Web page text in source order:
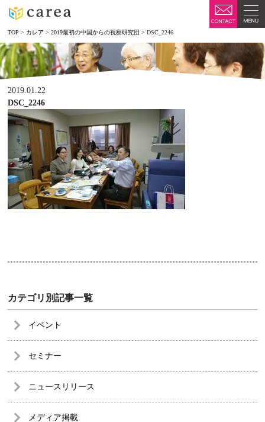
TOP > カレア >2019最初の中国からの視察研究団 >DSC_2246
2019.01.22
DSC_2246
カテゴリ別記事一覧
イベント
セミナー
ニュースリリース
メディア掲載